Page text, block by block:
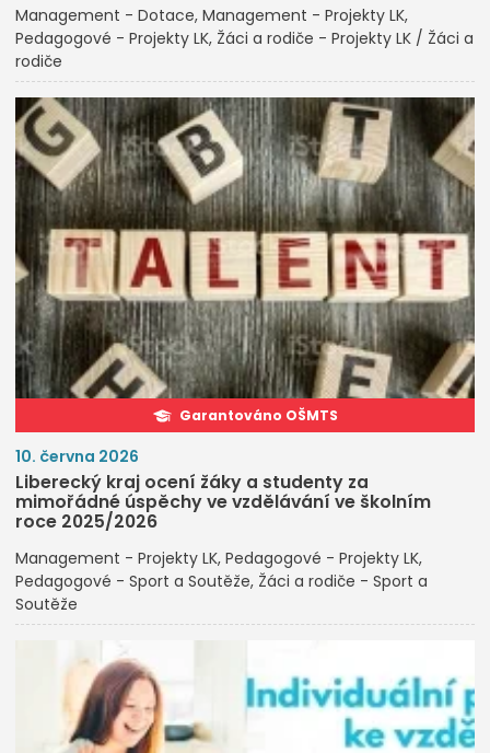
Management - Dotace Management - Projekty LK
Pedagogové - Projekty LK Žáci a rodiče - Projekty LK / Žáci a
rodiče
Garantováno OŠMTS
10. června 2026
Liberecký kraj ocení žáky a studenty za
mimořádné úspěchy ve vzdělávání ve školním
roce 2025/2026
Management - Projekty LK Pedagogové - Projekty LK
Pedagogové - Sport a Soutěže Žáci a rodiče - Sport a
Soutěže